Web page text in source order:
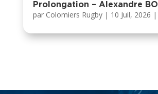
Prolongation – Alexandre
par Colomiers Rugby| 10 Juil, 2026 |